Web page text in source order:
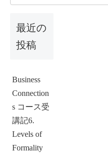
最近の
投稿
Business
Connection
s コース受
講記6.
Levels of
Formality